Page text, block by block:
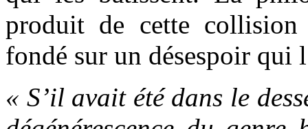
produit de cette
fondé sur un désespoir qui
« S’il avait été dans le